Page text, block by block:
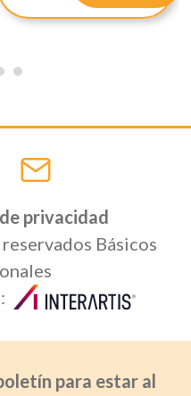
privacidad
Básicos
para estar al